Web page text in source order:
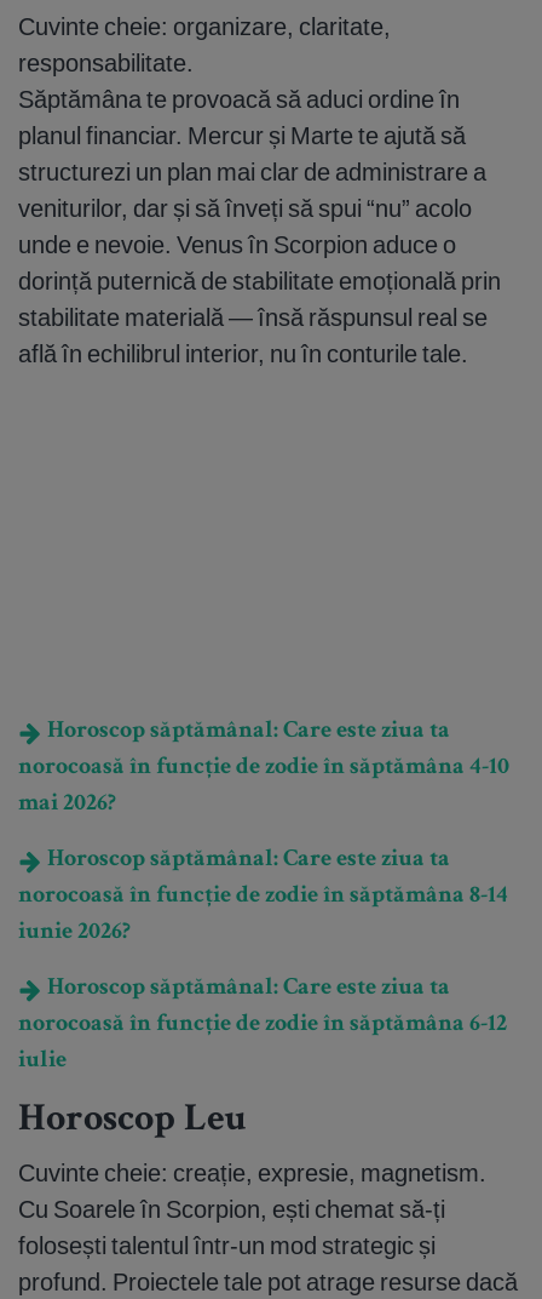
Cuvinte cheie: organizare, claritate,
responsabilitate.
Săptămâna te provoacă să aduci ordine în
planul financiar. Mercur și Marte te ajută să
structurezi un plan mai clar de administrare a
veniturilor, dar și să înveți să spui “nu” acolo
unde e nevoie. Venus în Scorpion aduce o
dorință puternică de stabilitate emoțională prin
stabilitate materială — însă răspunsul real se
află în echilibrul interior, nu în conturile tale.
Horoscop săptămânal: Care este ziua ta
norocoasă în funcție de zodie în săptămâna 4-10
mai 2026?
Horoscop săptămânal: Care este ziua ta
norocoasă în funcție de zodie în săptămâna 8-14
iunie 2026?
Horoscop săptămânal: Care este ziua ta
norocoasă în funcție de zodie în săptămâna 6-12
iulie
Horoscop Leu
Cuvinte cheie: creație, expresie, magnetism.
Cu Soarele în Scorpion, ești chemat să-ți
folosești talentul într-un mod strategic și
profund. Proiectele tale pot atrage resurse dacă